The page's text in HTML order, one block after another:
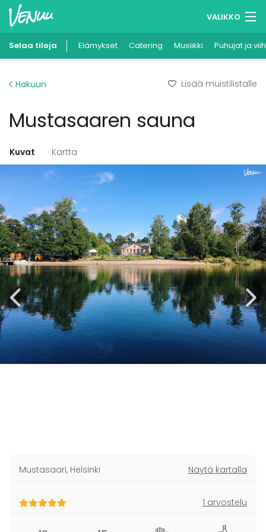
VALIKKO
Muistilistasi
Ilmoita kohteesi
Selaa tiloja Elämykset Catering Musiikki Puhujat ja
Hakuun Lisää muistilistalle
Mustasaaren sauna
Kuvat Kartta
Mustasaari, Helsinki Näytä kartalla
1 arvostelu